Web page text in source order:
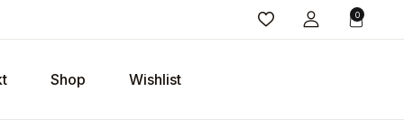
0
Shop Wishlist